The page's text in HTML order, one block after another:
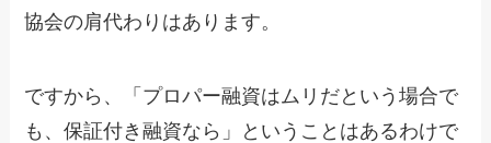
協会の肩代わりはあります。
ですから、「プロパー融資はムリだという場合で
も、保証付き融資なら」ということはあるわけで